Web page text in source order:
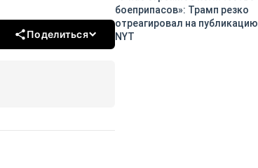
Поделиться
боеприпасов»: Трамп резко
отреагировал на публикацию
NYT